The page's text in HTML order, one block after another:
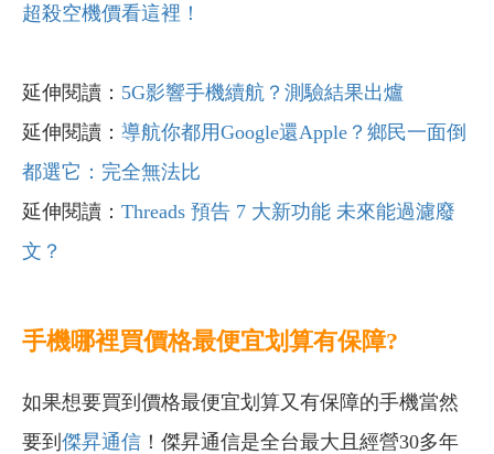
超殺空機價看這裡！
延伸閱讀： 5G影響手機續航？測驗結果出爐
延伸閱讀： 導航你都用Google還Apple？鄉民一面倒
都選它：完全無法比
延伸閱讀： Threads 預告 7 大新功能 未來能過濾廢
文？
手機哪裡買價格最便宜划算有保障?
如果想要買到價格最便宜划算又有保障的手機當然
要到 傑昇通信 ！傑昇通信是全台最大且經營30多年